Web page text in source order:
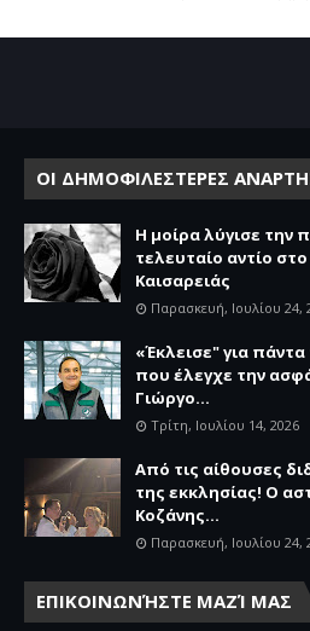
ΟΙ ΔΗΜΟΦΙΛΕΣΤΕΡΕΣ
Η μοίρα λύγισε την
τελευταίο αντίο
Καισαρειάς
Παρασκευή, Ιουλίου 24,
«Έκλεισε" για
που έλεγχε την
Γιώργο...
Τρίτη, Ιουλίου 14, 2026
Από τις αίθουσες
της εκκλησίας! Ο
Κοζάνης...
Παρασκευή, Ιουλίου 24,
ΕΠΙΚΟΙΝΩΝΉΣΤΕ ΜΑΖΊ ΜΑΣ